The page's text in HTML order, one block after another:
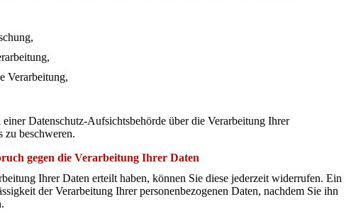
Verarbeitung,
einer Datenschutz-Aufsichtsbehörde über die Verarbeitung Ihrer
zu beschweren.
gegen die Verarbeitung Ihrer Daten
Ihrer Daten erteilt haben, können Sie diese jederzeit widerrufen. Ein
der Verarbeitung Ihrer personenbezogenen Daten, nachdem Sie ihn